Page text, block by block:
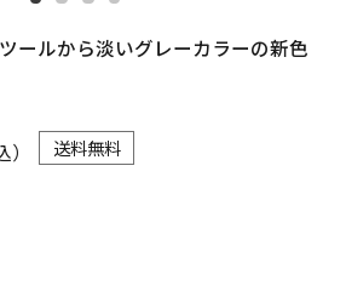
ールから淡いグレーカラーの新色
） 送料無料